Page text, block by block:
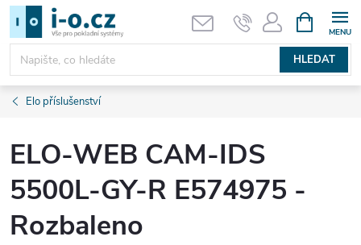
Přejít
obsah
HLEDAT
NÁKUPNÍ
KOŠÍK
Elo příslušenství
ELO-WEB CAM-IDS
5500L-GY-R E574975 -
Rozbaleno